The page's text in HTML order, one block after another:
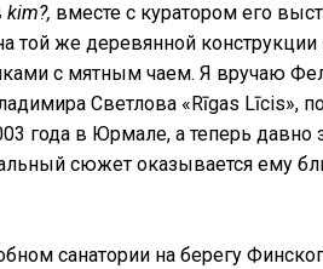
kim?, вместе с куратором его
той же деревянной конструкции
с мятным чаем. Я вручаю
Светлова «Rīgas Līcis»,
года в Юрмале, а теперь давно
сюжет оказывается ему
санатории на берегу